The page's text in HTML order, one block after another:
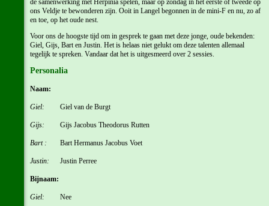
ons Veldje te bewonderen zijn. Ooit in Langel begonnen in de mini-F en nu, zo af
en toe, op het oude nest.
Voor ons de hoogste tijd om in gesprek te gaan met deze jonge, oude bekenden:
Giel, Gijs, Bart en Justin. Het is helaas niet gelukt om deze talenten allemaal
tegelijk te spreken. Vandaar dat het is uitgesmeerd over 2 sessies.
Personalia
Naam:
Giel: Giel van de Burgt
Gijs: Gijs Jacobus Theodorus Rutten
Bart : Bart Hermanus Jacobus Voet
Justin: Justin Perree
Bijnaam:
Giel: Nee